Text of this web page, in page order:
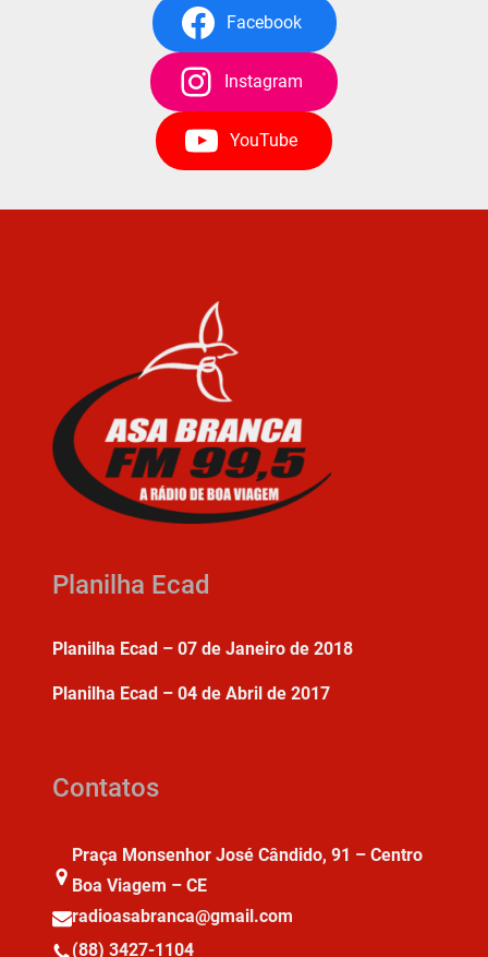
Facebook
Instagram
YouTube
Planilha Ecad
Planilha Ecad – 07 de Janeiro de 2018
Planilha Ecad – 04 de Abril de 2017
Contatos
Praça Monsenhor José Cândido, 91 – Centro
Boa Viagem – CE
radioasabranca@gmail.com
(88) 3427-1104